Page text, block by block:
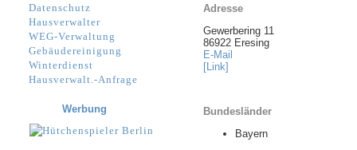
Adresse
Gewerbering 11
86922 Eresing
E-Mail
[Link]
Bundesländer
Bayern
Datenschutz
Hausverwalter
WEG-Verwaltung
Gebäudereinigung
Winterdienst
Hausverwalt.-Anfrage
Werbung